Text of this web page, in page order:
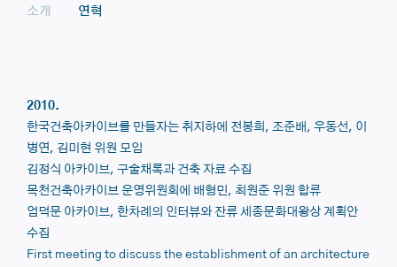
소개 연혁
2010.
한국건축아카이브를 만들자는 취지하에 전봉희, 조준배, 우동선, 이
병연, 김미현 위원 모임
김정식 아카이브, 구술채록과 건축 자료 수집
목천건축아카이브 운영위원회에 배형민, 최원준 위원 합류
엄덕문 아카이브, 한차례의 인터뷰와 잔류 세종문화대왕상 계획안
수집
First meeting to discuss the establishment of an architecture